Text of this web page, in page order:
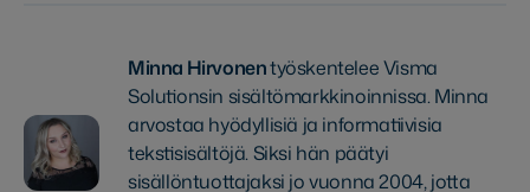
Minna Hirvonentyöskentelee Visma
Solutionsin sisältömarkkinoinnissa. Minna
arvostaa hyödyllisiä ja informatiivisia
tekstisisältöjä. Siksi hän päätyi
sisällöntuottajaksi jo vuonna 2004, jotta